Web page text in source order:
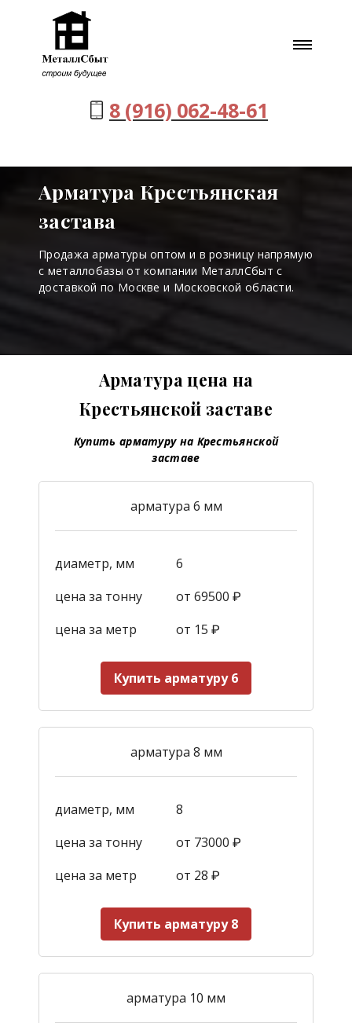
8 (916) 062-48-61
Арматура Крестьянская
застава
Продажа арматуры оптом и в розницу напрямую
с металлобазы от компании МеталлСбыт с
доставкой по Москве и Московской области.
Арматура цена на
Крестьянской заставе
Купить арматуру на Крестьянской
заставе
арматура 6 мм
диаметр, мм
6
цена за тонну
от 69500 ₽
цена за метр
от 15 ₽
Купить арматуру 6
арматура 8 мм
диаметр, мм
8
цена за тонну
от 73000 ₽
цена за метр
от 28 ₽
Купить арматуру 8
арматура 10 мм